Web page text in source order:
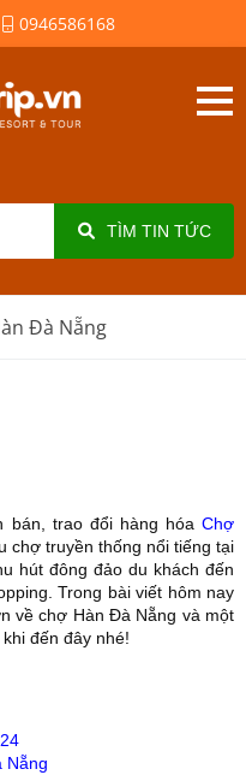
0946586168
TÌM TIN TỨC
Đà Nẵng
bán, trao đổi hàng hóa Chợ
chợ truyền thống nổi tiếng tại
hút đông đảo du khách đến
Trong bài viết hôm nay
về chợ Hàn Đà Nẵng và một
đến đây nhé!
Nẵng